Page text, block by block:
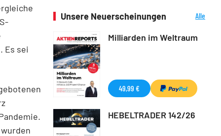
Es sei
Unsere Neuerscheinungen
Alle
Milliarden im Weltraum
49,99 €
HEBELTRADER 142/26